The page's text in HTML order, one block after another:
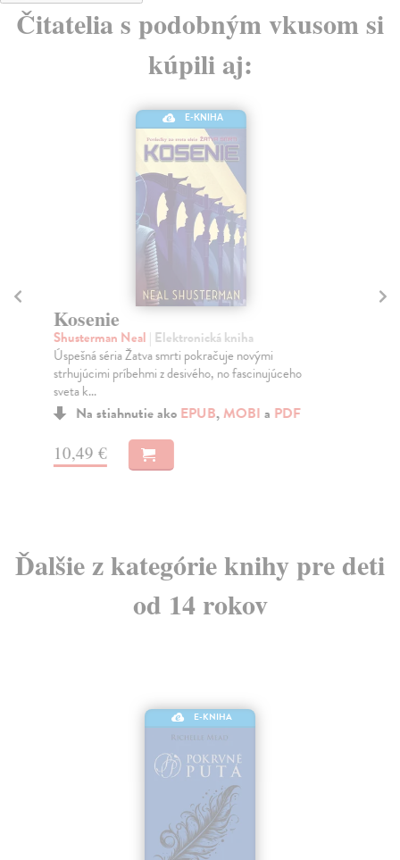
Čitatelia s podobným vkusom si
kúpili aj:
E-KNIHA
Kosenie
Shusterman Neal | Elektronická kniha
Úspešná séria Žatva smrti pokračuje novými
strhujúcimi príbehmi z desivého, no fascinujúceho
sveta k...
Na stiahnutie ako EPUB,MOBI a PDF
10,49 €
Ďalšie z kategórie knihy pre deti
od 14 rokov
E-KNIHA